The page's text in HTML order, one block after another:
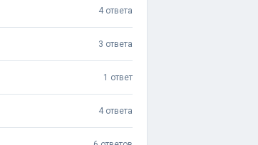
4 ответа
3 ответа
1 ответ
4 ответа